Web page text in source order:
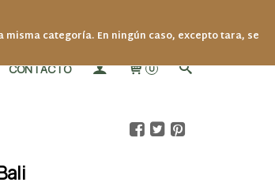
categoría. En ningún caso, excepto tara, se
CONTACTO 0